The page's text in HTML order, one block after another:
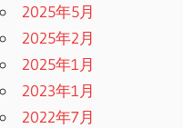
2025年5月
2025年2月
2025年1月
2023年1月
2022年7月